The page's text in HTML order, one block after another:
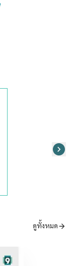
ดูทั้งหมด